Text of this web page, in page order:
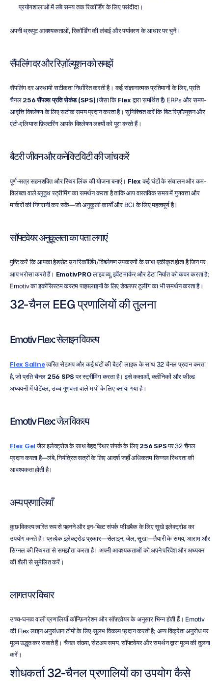
प्रयोगशालाओं में लंबे समय तक रिकॉर्डिंग के लिए पसंदीदा।
अपनी थ्रूपुट आवश्यकताओं, रिकॉर्डिंग की लंबाई और पर्यावरण के आधार पर चुनें।
सैंपलिंग दर और रिज़ॉल्यूशन को समझें
सैंपलिंग दर अस्थायी सटीकता निर्धारित करती है। कई संज्ञानात्मक प्रतिमानों के लिए, प्रति
चैनल 256 सैंपल्स प्रति सेकंड (SPS) (जैसा कि Flex द्वारा समर्थित है) ERPs और समय-
आवृत्ति विश्लेषण के लिए सटीक समय प्रदान करता है। सुनिश्चित करें कि बिट रिज़ॉल्यूशन और
एंटी-एलियास फ़िल्टरिंग आपके विश्लेषण लक्ष्यों को पूरा करते हैं।
बैटरी जीवन और कनेक्टिविटी की जांच करें
पूर्ण-सत्र सहनशक्ति और स्थिर लिंक की योजना बनाएं। Flex कई घंटों के संचालन और कम-
विलंबता वाले ब्लूटूथ स्ट्रीमिंग का समर्थन करता है ताकि आप वास्तविक समय में गुणवत्ता और
मार्करों की निगरानी कर सकें—जो अनुकूली कार्यों और BCI के लिए महत्वपूर्ण है।
सॉफ्टवेयर अनुकूलता का पता लगाएं
पुष्टि करें कि आपका हेडसेट उन रिकॉर्डिंग/विश्लेषण उपकरणों के साथ एकीकृत होता है जिन पर
आप भरोसा करते हैं। EmotivPRO लाइव व्यू, इवेंट मार्कर और डेटा निर्यात को कवर करता है;
Emotiv का इकोसिस्टम कस्टम पाइपलाइनों के लिए डेवलपर टूलींग का भी समर्थन करता है।
32-चैनल EEG प्रणालियों की तुलना
Emotiv Flex: सेलाइन विकल्प
Flex Saline त्वरित सेटअप और कई घंटों की बैटरी लाइफ के साथ 32 चैनल प्रदान करता
है, जो प्रति चैनल 256 SPS पर स्ट्रीमिंग करता है। इसे कक्षाओं, क्लीनिकों और फील्ड
अध्ययनों में पोर्टेबल, उच्च गुणवत्ता वाले मापों के लिए बनाया गया है।
Emotiv Flex: जेल विकल्प
Flex Gel जेल इलेक्ट्रोड के साथ बेहद स्थिर संपर्क के लिए 256 SPS पर 32 चैनल
प्रदान करता है—लंबे, नियंत्रित सत्रों के लिए आदर्श जहाँ अधिकतम सिग्नल स्थिरता की
आवश्यकता होती है।
अन्य प्रणालियाँ
कुछ विकल्प त्वरित रूप से पहनने और इन-बिल्ट संपर्क फीडबैक के लिए सूखे इलेक्ट्रोड का
उपयोग करते हैं। प्रत्येक इलेक्ट्रोड प्रकार—सेलाइन, जेल, सूखा—तैयारी के समय, आराम और
सिग्नल की स्थिरता से समझौता करता है। अपनी आवश्यकताओं को अपने परिवेश और अध्ययन
की शैली से सुमेलित करें।
लागत पर विचार
उच्च-घनत्व वाली प्रणालियाँ कॉन्फ़िगरेशन और सॉफ़्टवेयर के अनुसार भिन्न होती हैं। Emotiv
की Flex लाइन अनुसंधान टीमों के लिए सुलभ विकल्प प्रदान करती है; अन्य विक्रेता अनुरोध पर
मूल्य उद्धृत कर सकते हैं। चैनल संख्या, सेटअप समय, सॉफ्टवेयर और समर्थन द्वारा मूल्य की तुलना
करें।
शोधकर्ता 32-चैनल प्रणालियों का उपयोग कैसे